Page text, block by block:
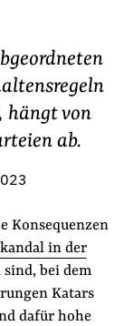
hängt von
ab.
Konsequenzen
in der
sind, bei dem
Katars
dafür hohe